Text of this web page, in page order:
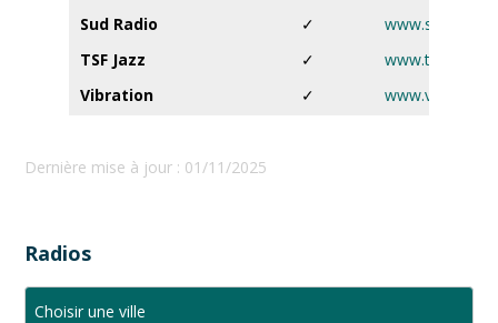
Sud Radio
✓
TSF Jazz
✓
Vibration
✓
Dernière mise à jour : 01/11/2025
Radios